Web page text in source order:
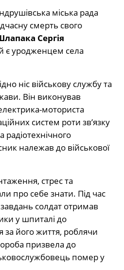
міська рада
смерть свого
Сергія
є уродженцем села
ніс військову службу та
Він виконував
моториста
систем роти зв’язку
радіотехнічного
належав до військової
стрес та
про себе знати. Під час
солдат отримав
у шпиталі до
за його життя, роблячи
призвела до
помер у